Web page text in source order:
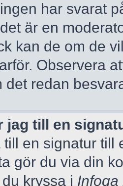
har svarat
är en
kan de om de
Observera
det redan
jag till en
till en signatur till
gör du via din
kryssa i Infoga